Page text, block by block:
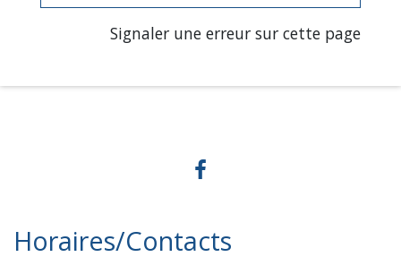
Signaler une erreur sur cette page
Horaires/Contacts